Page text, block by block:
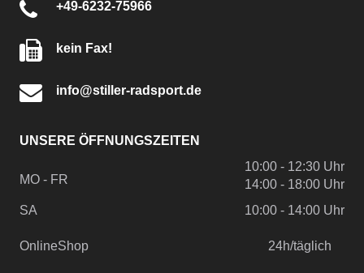
+49-6232-75966
kein Fax!
info@stiller-radsport.de
UNSERE ÖFFNUNGSZEITEN
MO - FR
10:00 - 12:30 Uhr
14:00 - 18:00 Uhr
SA
10:00 - 14:00 Uhr
OnlineShop 24h/täglich